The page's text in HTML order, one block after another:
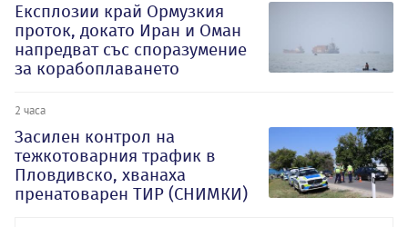
Експлозии край Ормузкия
проток, докато Иран и Оман
напредват със споразумение
за корабоплаването
2 часа
Засилен контрол на
тежкотоварния трафик в
Пловдивско, хванаха
пренатоварен ТИР (СНИМКИ)